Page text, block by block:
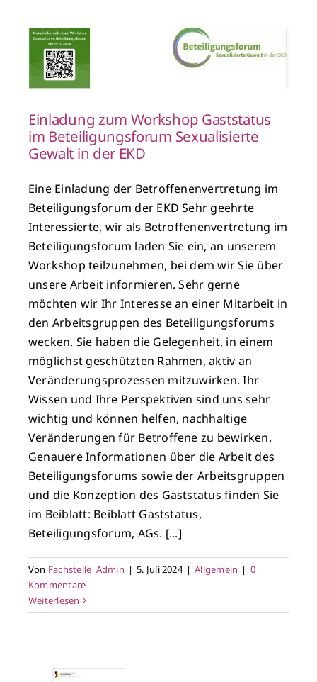
Einladung zum Workshop Gaststatus
im Beteiligungsforum Sexualisierte
Gewalt in der EKD
Eine Einladung der Betroffenenvertretung im
Beteiligungsforum der EKD Sehr geehrte
Interessierte, wir als Betroffenenvertretung im
Beteiligungsforum laden Sie ein, an unserem
Workshop teilzunehmen, bei dem wir Sie über
unsere Arbeit informieren. Sehr gerne
möchten wir Ihr Interesse an einer Mitarbeit in
den Arbeitsgruppen des Beteiligungsforums
wecken. Sie haben die Gelegenheit, in einem
möglichst geschützten Rahmen, aktiv an
Veränderungsprozessen mitzuwirken. Ihr
Wissen und Ihre Perspektiven sind uns sehr
wichtig und können helfen, nachhaltige
Veränderungen für Betroffene zu bewirken.
Genauere Informationen über die Arbeit des
Beteiligungsforums sowie der Arbeitsgruppen
und die Konzeption des Gaststatus finden Sie
im Beiblatt: Beiblatt Gaststatus,
Beteiligungsforum, AGs. [...]
Von Fachstelle_Admin | 5. Juli 2024 | Allgemein | 0
Kommentare
Weiterlesen